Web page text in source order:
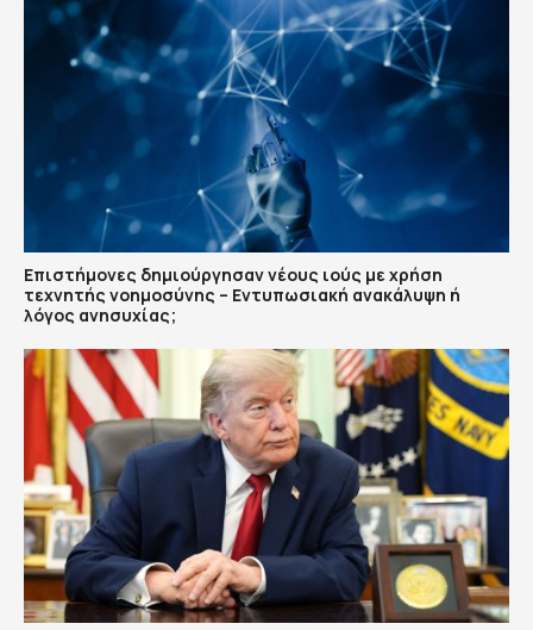
Επιστήμονες δημιούργησαν νέους ιούς με χρήση
τεχνητής νοημοσύνης – Εντυπωσιακή ανακάλυψη ή
λόγος ανησυχίας;